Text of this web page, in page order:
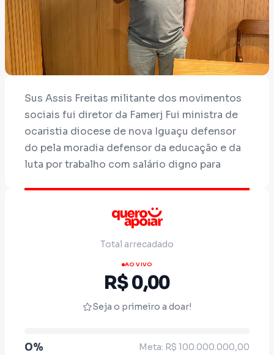
Sus Assis Freitas militante dos movimentos
sociais fui diretor da Famerj Fui ministra de
ocaristia diocese de nova Iguaçu defensor
do pela moradia defensor da educação e da
luta por trabalho com salário digno para
Total arrecadado
AO VIVO
R$ 0,00
Seja o primeiro a doar!
0% Meta: R$ 100.000.000,00